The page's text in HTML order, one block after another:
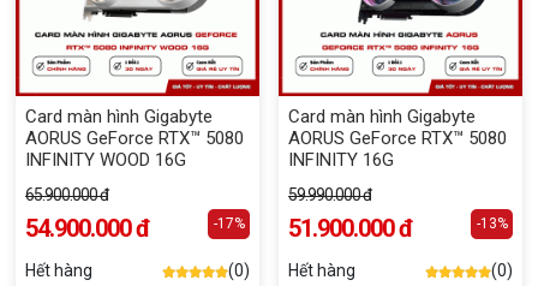
Card màn hình Gigabyte
AORUS GeForce RTX™ 5080
INFINITY WOOD 16G
65.900.000 đ
54.900.000 đ -17%
Hết hàng (0)
Card màn hình Gigabyte
AORUS GeForce RTX™ 5080
INFINITY 16G
59.990.000 đ
51.900.000 đ -13%
Hết hàng (0)